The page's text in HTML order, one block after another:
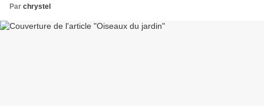
Par chrystel